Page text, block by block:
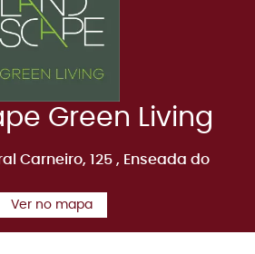
Green Living
Carneiro, 125 , Enseada do
Ver no mapa